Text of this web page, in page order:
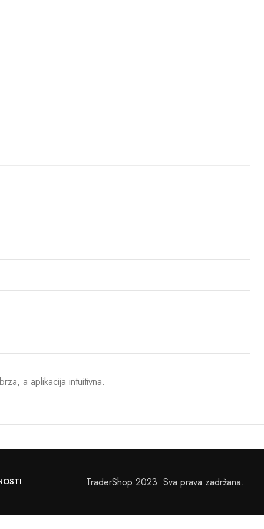
a aplikacija intuitivna.
TraderShop 2023. Sva prava zadržana.